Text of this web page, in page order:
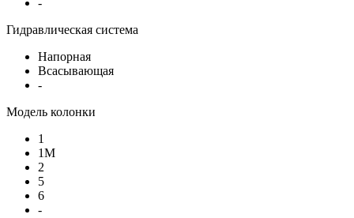
-
Гидравлическая система
Напорная
Всасывающая
-
Модель колонки
1
1М
2
5
6
-